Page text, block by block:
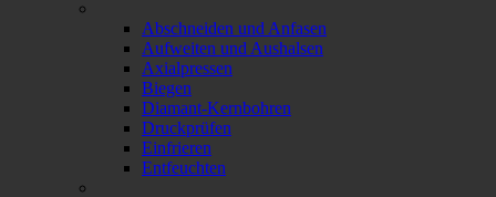
Abschneiden und Anfasen
Aufweiten und Aushalsen
Axialpressen
Biegen
Diamant-Kernbohren
Druckprüfen
Einfrieren
Entfeuchten